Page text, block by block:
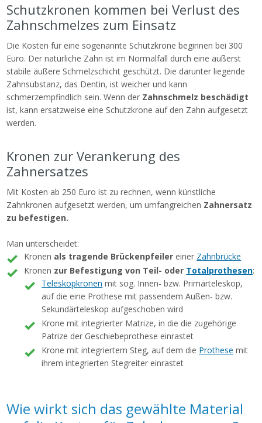
Schutzkronen kommen bei Verlust des
Zahnschmelzes zum Einsatz
Die Kosten für eine sogenannte Schutzkrone beginnen bei 300
Euro. Der natürliche Zahn ist im Normalfall durch eine äußerst
stabile äußere Schmelzschicht geschützt. Die darunter liegende
Zahnsubstanz, das Dentin, ist weicher und kann
schmerzempfindlich sein. Wenn der Zahnschmelz beschädigt
ist, kann ersatzweise eine Schutzkrone auf den Zahn aufgesetzt
werden.
Kronen zur Verankerung des
Zahnersatzes
Mit Kosten ab 250 Euro ist zu rechnen, wenn künstliche
Zahnkronen aufgesetzt werden, um umfangreichen Zahnersatz
zu befestigen.
Man unterscheidet:
Kronen als tragende Brückenpfeiler einer Zahnbrücke
Kronen zur Befestigung von Teil- oder Totalprothesen:
Teleskopkronen mit sog. Innen- bzw. Primärteleskop,
auf die eine Prothese mit passendem Außen- bzw.
Sekundärteleskop aufgeschoben wird
Krone mit integrierter Matrize, in die die zugehörige
Patrize der Geschiebeprothese einrastet
Krone mit integriertem Steg, auf dem die Prothese mit
ihrem integrierten Stegreiter einrastet
Wie wirkt sich das gewählte Material